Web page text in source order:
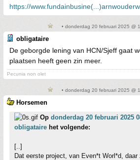
https://
• donderdag 20 februari 2025 @
obligataire
De geborgde lening van HCN/Sjeff gaat
plaatsen heeft geen zin meer.
Pecunia non olet
• donderdag 20 februari 2025 @
Horsemen
Op donderdag 20 februari 2025
obligataire het volgende:
[..]
Dat eerste project, van Even*t Worl*d,